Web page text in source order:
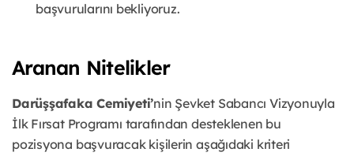
başvurularını bekliyoruz.
Aranan Nitelikler
Darüşşafaka Cemiyeti’nin Şevket Sabancı Vizyonuyla
İlk Fırsat Programı tarafından desteklenen bu
pozisyona başvuracak kişilerin aşağıdaki kriteri